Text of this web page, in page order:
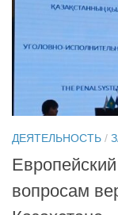
ДЕЯТЕЛЬНОСТЬ /
вопросам